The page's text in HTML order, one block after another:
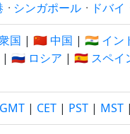
· シンガポール · ドバイ
国 | 🇨🇳 中国 | 🇮🇳 イン
| 🇷🇺 ロシア | 🇪🇸 スペイ
GMT | CET | PST | MST |